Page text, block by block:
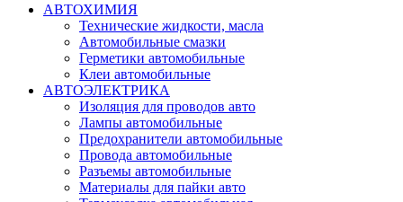
АВТОХИМИЯ
Технические жидкости, масла
Автомобильные смазки
Герметики автомобильные
Клеи автомобильные
АВТОЭЛЕКТРИКА
Изоляция для проводов авто
Лампы автомобильные
Предохранители автомобильные
Провода автомобильные
Разъемы автомобильные
Материалы для пайки авто